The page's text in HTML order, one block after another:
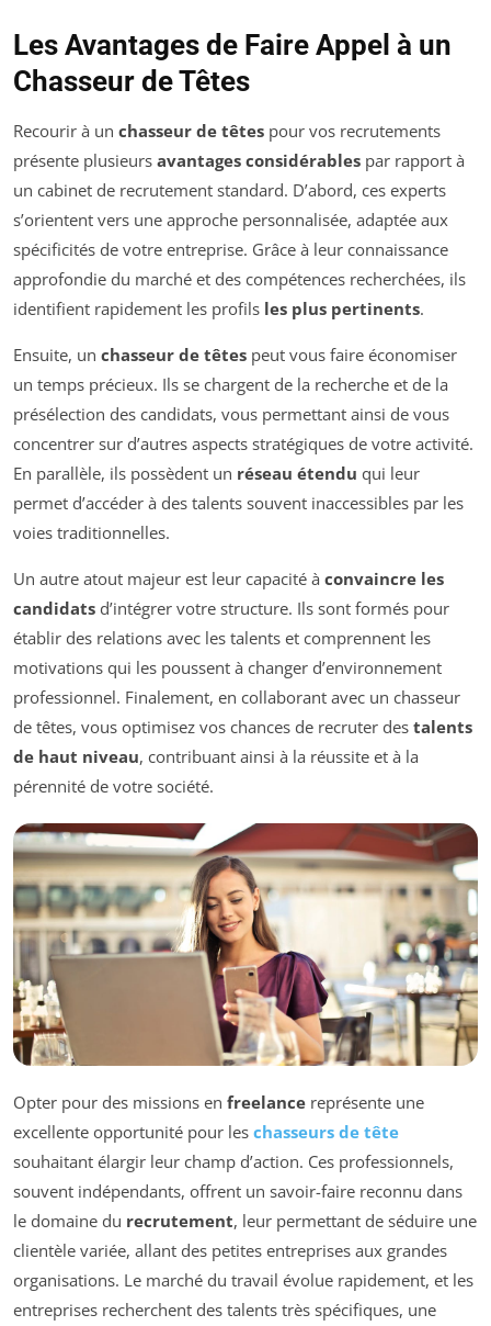
Les Avantages de Faire Appel à un
Chasseur de Têtes
Recourir à un chasseur de têtes pour vos recrutements
présente plusieurs avantages considérables par rapport à
un cabinet de recrutement standard. D’abord, ces experts
s’orientent vers une approche personnalisée, adaptée aux
spécificités de votre entreprise. Grâce à leur connaissance
approfondie du marché et des compétences recherchées, ils
identifient rapidement les profils les plus pertinents.
Ensuite, un chasseur de têtes peut vous faire économiser
un temps précieux. Ils se chargent de la recherche et de la
présélection des candidats, vous permettant ainsi de vous
concentrer sur d’autres aspects stratégiques de votre activité.
En parallèle, ils possèdent un réseau étendu qui leur
permet d’accéder à des talents souvent inaccessibles par les
voies traditionnelles.
Un autre atout majeur est leur capacité à convaincre les
candidats d’intégrer votre structure. Ils sont formés pour
établir des relations avec les talents et comprennent les
motivations qui les poussent à changer d’environnement
professionnel. Finalement, en collaborant avec un chasseur
de têtes, vous optimisez vos chances de recruter des talents
de haut niveau, contribuant ainsi à la réussite et à la
pérennité de votre société.
Opter pour des missions en freelance représente une
excellente opportunité pour les chasseurs de tête
souhaitant élargir leur champ d’action. Ces professionnels,
souvent indépendants, offrent un savoir-faire reconnu dans
le domaine du recrutement, leur permettant de séduire une
clientèle variée, allant des petites entreprises aux grandes
organisations. Le marché du travail évolue rapidement, et les
entreprises recherchent des talents très spécifiques, une